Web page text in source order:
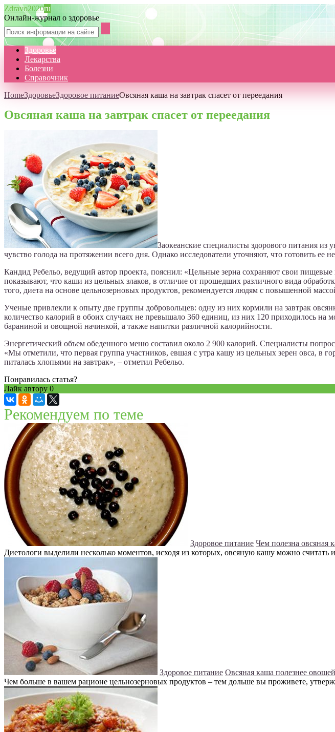
Zdravo2020ru
Онлайн-журнал о здоровье
Здоровье
Лекарства
Болезни
Справочник
HomeЗдоровьеЗдоровое питаниеОвсяная каша на завтрак спасет от переедания
Овсяная каша на завтрак спасет от переедания
Заокеанские специалисты здорового питания из
чувство голода на протяжении всего дня. Однако исследователи уточняют, что готовить ее
Кандид Ребельо, ведущий автор проекта, пояснил: «Цельные зерна сохраняют свои
показывают, что каши из цельных злаков, в отличие от прошедших различного вида
того, диета на основе цельнозерновых продуктов, рекомендуется людям с повышенной
Ученые привлекли к опыту две группы добровольцев: одну из них кормили на завтрак
количество калорий в обоих случаях не превышало 360 единиц, из них 120 приходилось на
бараниной и овощной начинкой, а также напитки различной калорийности.
Энергетический объем обеденного меню составил около 2 900 калорий. Специалисты
«Мы отметили, что первая группа участников, евшая с утра кашу из цельных зерен овса, в
питалась хлопьями на завтрак», – отметил Ребельо.
Понравилась статья?
Лайк автору 0
Рекомендуем по теме
Здоровое питание Чем полезна овсяная
Диетологи выделили несколько моментов, исходя из которых, овсяную кашу можно считать
Здоровое питание Овсяная каша полезнее овощей
Чем больше в вашем рационе цельнозерновых продуктов – тем дольше вы проживете,